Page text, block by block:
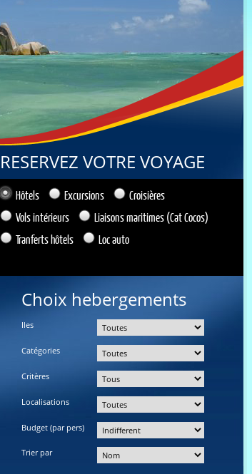
RESERVEZ VOTRE VOYAGE
Hôtels Excursions
Croisières
Vols intérieurs
Liaisons maritimes (Cat Cocos)
Tranferts hôtels
Loc auto
Choix hebergements
Iles
Catégories
Critères
Localisations
Budget (par pers)
Trier par